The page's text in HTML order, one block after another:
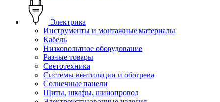
Электрика
Инструменты и монтажные материалы
Кабель
Низковольтное оборудование
Разные товары
Светотехника
Системы вентиляции и обогрева
Солнечные панели
Щиты, шкафы, шинопровод